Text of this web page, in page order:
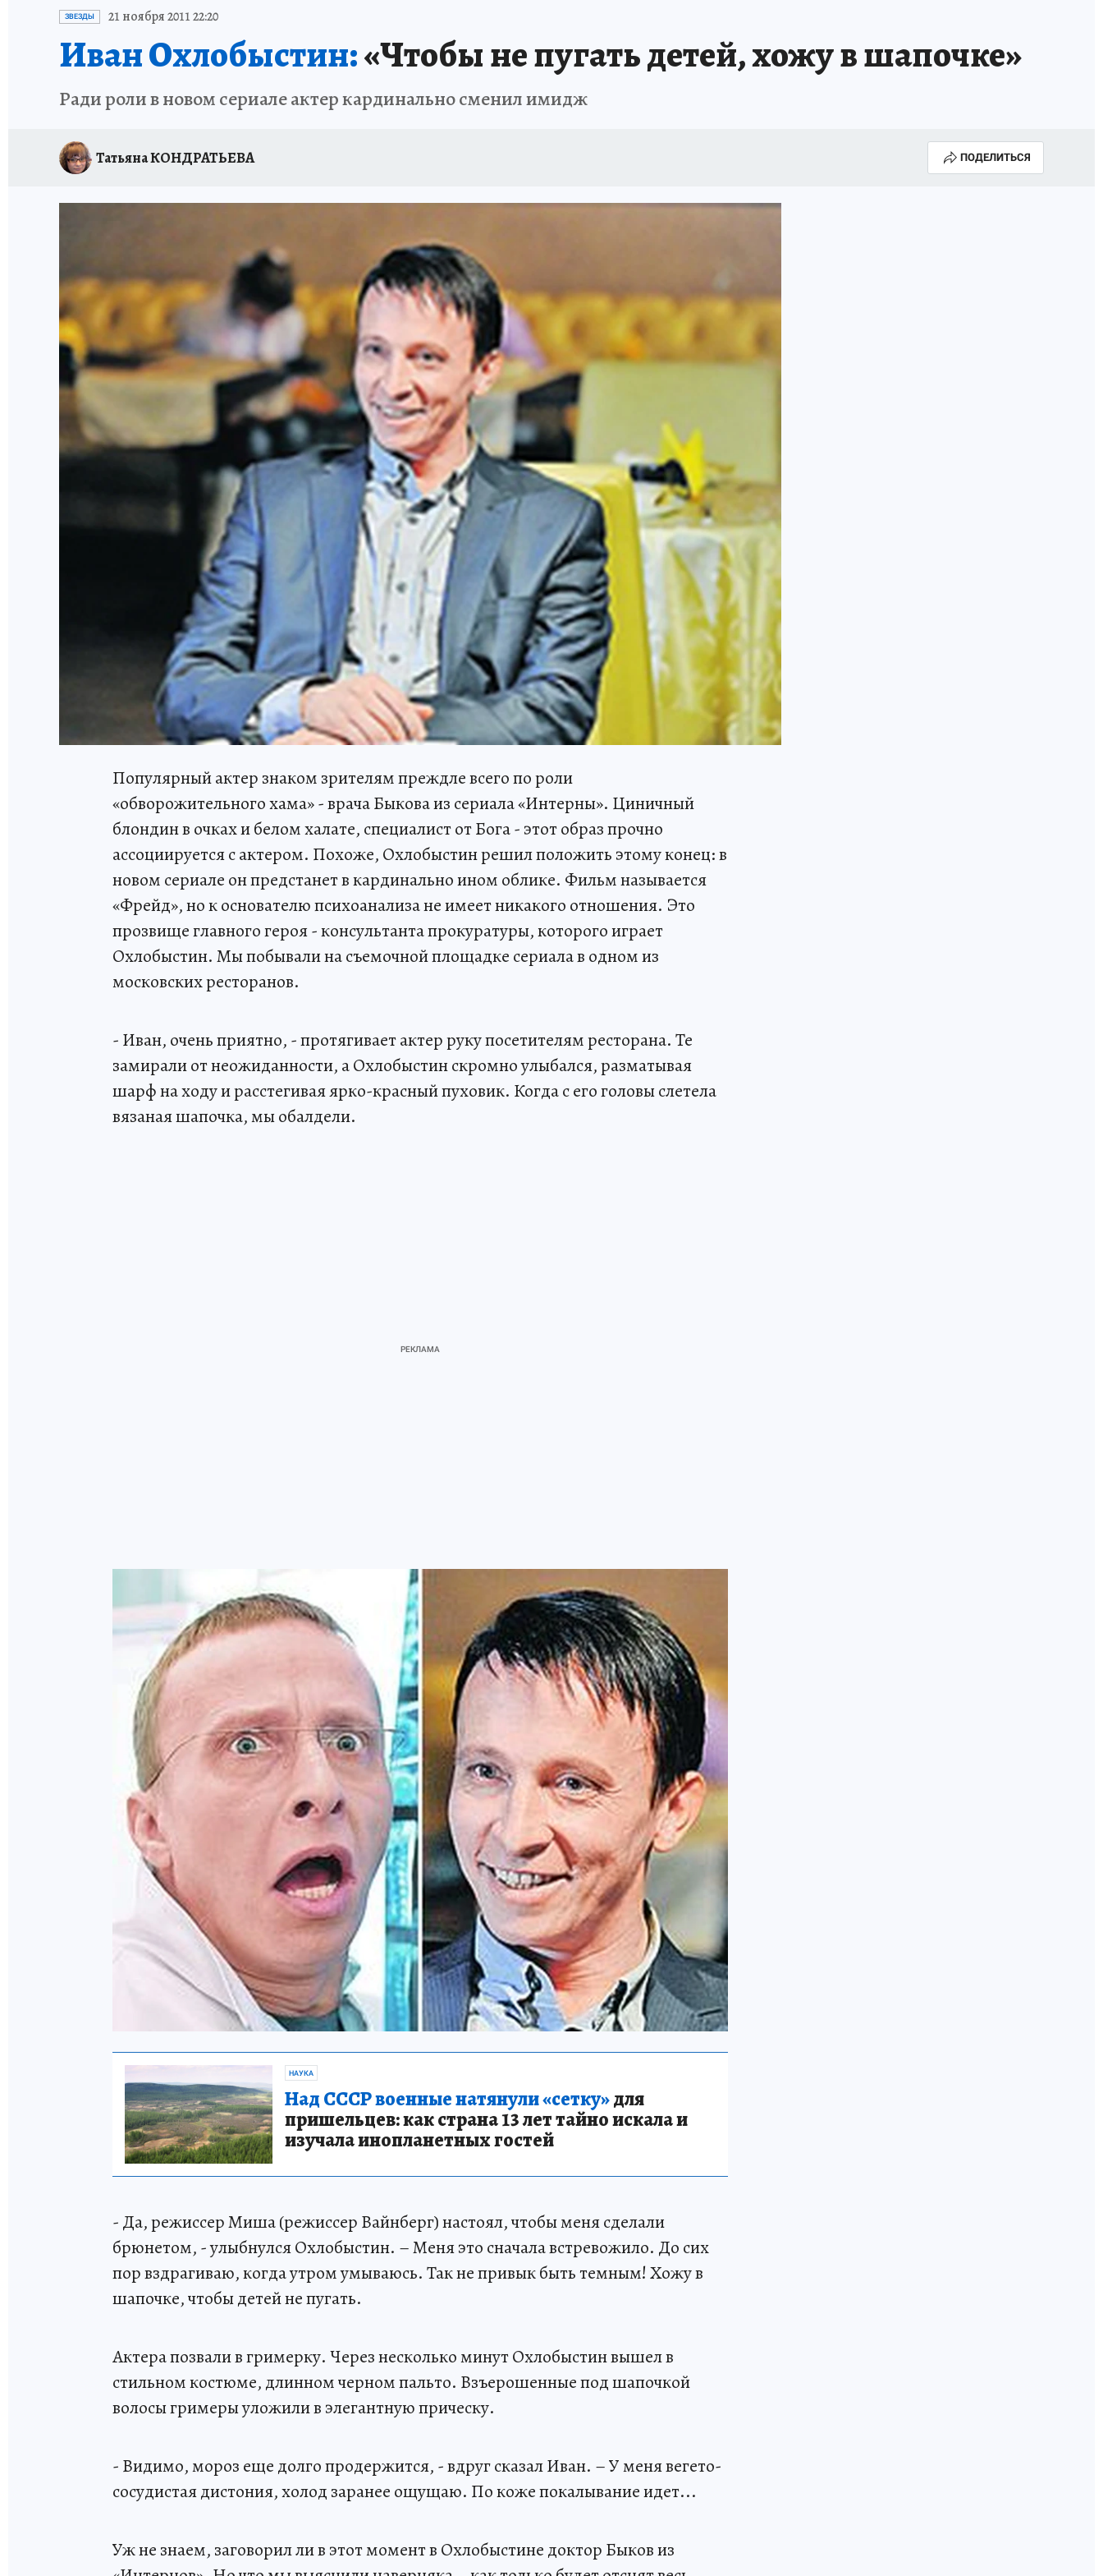
ИСПЫТАНО НА СЕБЕ
ЗВЕЗДЫ 21 ноября 2011 22:20
Иван Охлобыстин:«Чтобы не пугать детей, хожу в шапочке»
Ради роли в новом сериале актер кардинально сменил имидж
Татьяна КОНДРАТЬЕВА ПОДЕЛИТЬСЯ
Популярный актер знаком зрителям преждле всего по роли
«обворожительного хама» - врача Быкова из сериала «Интерны». Циничный
блондин в очках и белом халате, специалист от Бога - этот образ прочно
ассоциируется с актером. Похоже, Охлобыстин решил положить этому конец: в
новом сериале он предстанет в кардинально ином облике. Фильм называется
«Фрейд», но к основателю психоанализа не имеет никакого отношения. Это
прозвище главного героя - консультанта прокуратуры, которого играет
Охлобыстин. Мы побывали на съемочной площадке сериала в одном из
московских ресторанов.
- Иван, очень приятно, - протягивает актер руку посетителям ресторана. Те
замирали от неожиданности, а Охлобыстин скромно улыбался, разматывая
шарф на ходу и расстегивая ярко-красный пуховик. Когда с его головы слетела
вязаная шапочка, мы обалдели.
НАУКА
Над СССР военные натянули «сетку»для
пришельцев: как страна 13 лет тайно искала и
изучала инопланетных гостей
- Да, режиссер Миша (режиссер Вайнберг) настоял, чтобы меня сделали
брюнетом, - улыбнулся Охлобыстин. – Меня это сначала встревожило. До сих
пор вздрагиваю, когда утром умываюсь. Так не привык быть темным! Хожу в
шапочке, чтобы детей не пугать.
Актера позвали в гримерку. Через несколько минут Охлобыстин вышел в
стильном костюме, длинном черном пальто. Взъерошенные под шапочкой
волосы гримеры уложили в элегантную прическу.
- Видимо, мороз еще долго продержится, - вдруг сказал Иван. – У меня вегето-
сосудистая дистония, холод заранее ощущаю. По коже покалывание идет...
Уж не знаем, заговорил ли в этот момент в Охлобыстине доктор Быков из